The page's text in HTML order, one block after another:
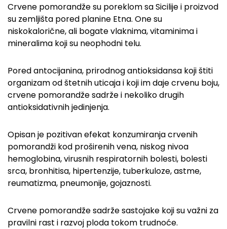
Crvene pomorandže su poreklom sa Sicilije i proizvod
su zemljišta pored planine Etna. One su
niskokalorične, ali bogate vlaknima, vitaminima i
mineralima koji su neophodni telu.
Pored antocijanina, prirodnog antioksidansa koji štiti
organizam od štetnih uticaja i koji im daje crvenu boju,
crvene pomorandže sadrže i nekoliko drugih
antioksidativnih jedinjenja.
Opisan je pozitivan efekat konzumiranja crvenih
pomorandži kod proširenih vena, niskog nivoa
hemoglobina, virusnih respiratornih bolesti, bolesti
srca, bronhitisa, hipertenzije, tuberkuloze, astme,
reumatizma, pneumonije, gojaznosti.
Crvene pomorandže sadrže sastojake koji su važni za
pravilni rast i razvoj ploda tokom trudnoće.